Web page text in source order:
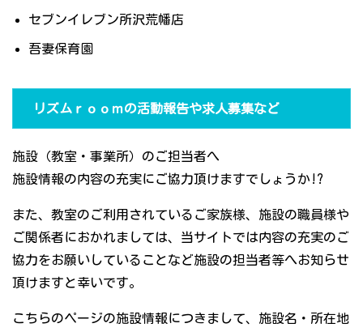
セブンイレブン所沢荒幡店
吾妻保育園
リズムｒｏｏｍの活動報告や求人募集など
施設（教室・事業所）のご担当者へ
施設情報の内容の充実にご協力頂けますでしょうか!?
また、教室のご利用されているご家族様、施設の職員様や
ご関係者におかれましては、当サイトでは内容の充実のご
協力をお願いしていることなど施設の担当者等へお知らせ
頂けますと幸いです。
こちらのページの施設情報につきまして、施設名・所在地